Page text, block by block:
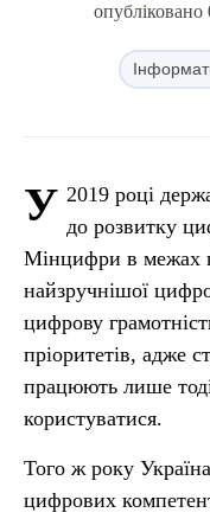
У 2019 році
до розвитку
Мінцифри в межах
найзручнішої
цифрову
пріоритетів, адже
працюють лише
користуватися.
Того ж року
цифрових